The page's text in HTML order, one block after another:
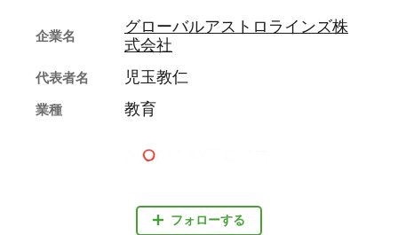
フォローする
企業名
グローバルアストロラインズ株
式会社
代表者名 児玉教仁
業種 教育